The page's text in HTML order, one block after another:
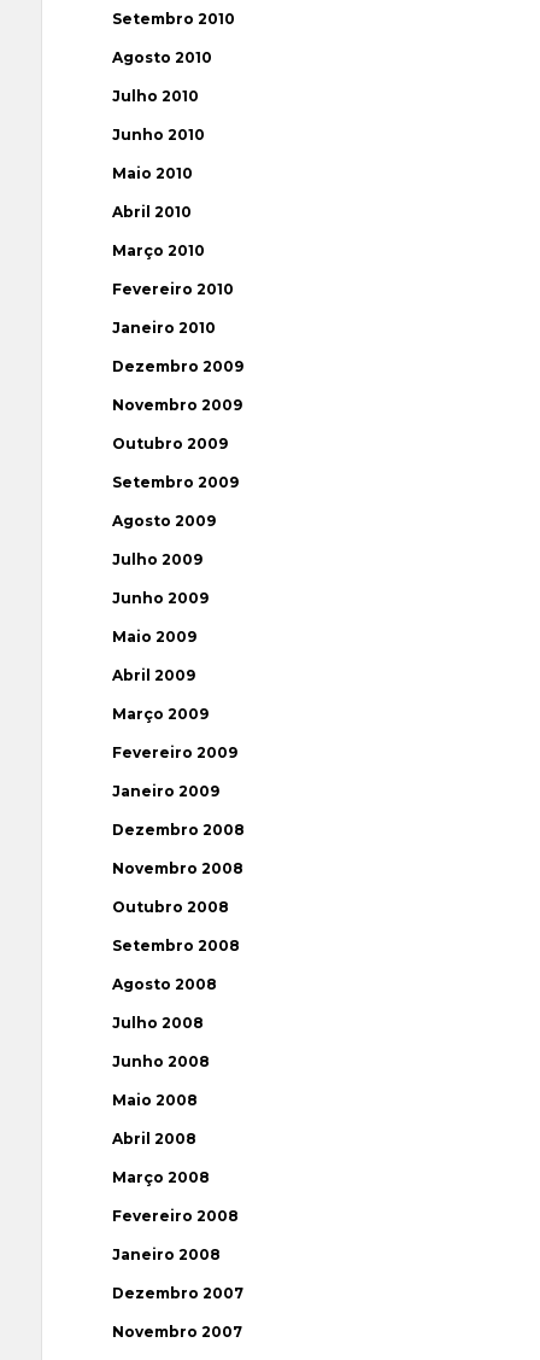
Setembro 2010
Agosto 2010
Julho 2010
Junho 2010
Maio 2010
Abril 2010
Março 2010
Fevereiro 2010
Janeiro 2010
Dezembro 2009
Novembro 2009
Outubro 2009
Setembro 2009
Agosto 2009
Julho 2009
Junho 2009
Maio 2009
Abril 2009
Março 2009
Fevereiro 2009
Janeiro 2009
Dezembro 2008
Novembro 2008
Outubro 2008
Setembro 2008
Agosto 2008
Julho 2008
Junho 2008
Maio 2008
Abril 2008
Março 2008
Fevereiro 2008
Janeiro 2008
Dezembro 2007
Novembro 2007